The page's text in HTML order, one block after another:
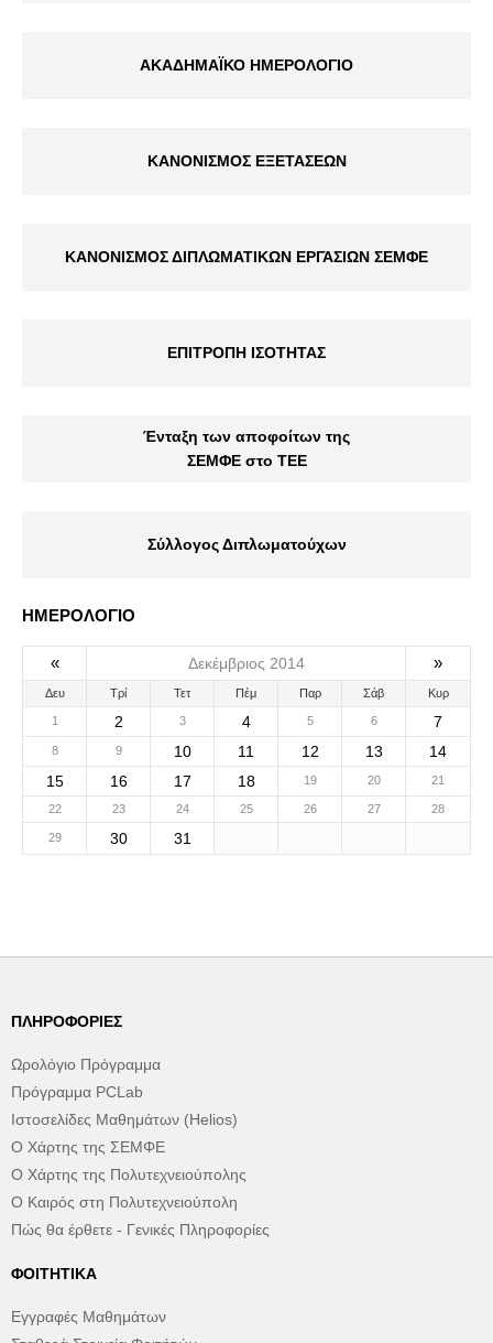
ΑΚΑΔΗΜΑΪΚΟ ΗΜΕΡΟΛΟΓΙΟ
ΚΑΝΟΝΙΣΜΟΣ ΕΞΕΤΑΣΕΩΝ
ΚΑΝΟΝΙΣΜΟΣ ΔΙΠΛΩΜΑΤΙΚΩΝ ΕΡΓΑΣΙΩΝ ΣΕΜΦΕ
ΕΠΙΤΡΟΠΗ ΙΣΟΤΗΤΑΣ
Ένταξη των αποφοίτων της
ΣΕΜΦΕ στο ΤΕΕ
Σύλλογος Διπλωματούχων
ΗΜΕΡΟΛΟΓΙΟ
« Δεκέμβριος 2014 »
Δευ Τρί Τετ Πέμ Παρ Σάβ Κυρ
1 2 3 4 5 6 7
8 9 10 11 12 13
14
15
16 17 18 19 20 21
22 23 24 25 26 27 28
29 30 31
ΠΛΗΡΟΦΟΡΊΕΣ
Ωρολόγιο Πρόγραμμα
Πρόγραμμα PCLab
Ιστοσελίδες Μαθημάτων (Helios)
Ο Χάρτης της ΣΕΜΦΕ
Ο Χάρτης της Πολυτεχνειούπολης
Ο Καιρός στη Πολυτεχνειούπολη
Πώς θα έρθετε - Γενικές Πληροφορίες
ΦΟΙΤΗΤΙΚΆ
Εγγραφές Μαθημάτων